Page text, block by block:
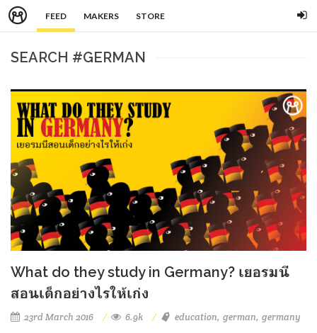
FEED MAKERS STORE
SEARCH #GERMAN
What do they study in Germany? เยอรมนี
สอนเด็กอย่างไรให้เก่ง
23rd March 2016 6.9k education german germany